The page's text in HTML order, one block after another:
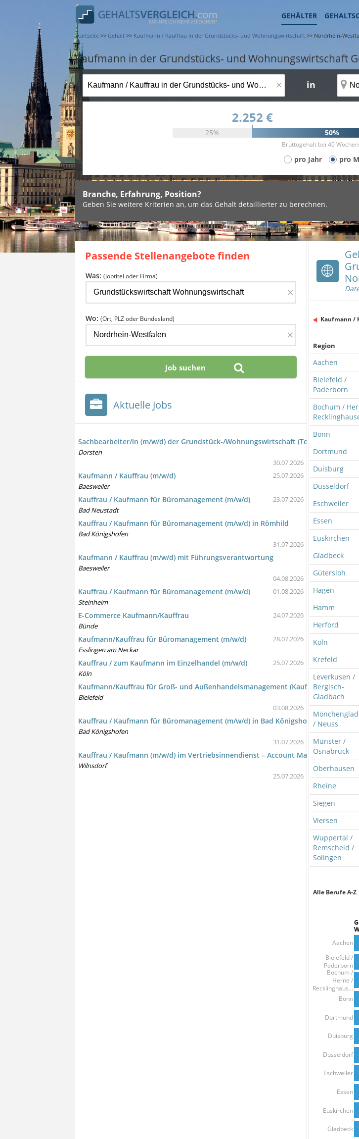
GEHÄLTER
Startseite >> Gehalt >> Kaufmann / Kauffrau in der Grundstücks- und Wohnungswirtschaft >> Nordrhein-
Kaufmann in der Grundstücks- und Wohnungswirtschaft
× in
2.252 €
25% 50%
Bruttogehalt bei 40
pro Jahr pro
Branche, Erfahrung, Position?
Geben Sie weitere Kriterien an, um das Gehalt detaillierter zu berechnen.
Kaufmann /
Region
Aachen
Bielefeld /
Paderborn
Bochum /
Bonn
Dortmund
Duisburg
Düsseldorf
Eschweiler
Essen
Euskirchen
Gladbeck
Gütersloh
Hagen
Hamm
Herford
Köln
Krefeld
Leverkusen /
Bergisch-
Gladbach
/ Neuss
Münster /
Osnabrück
Oberhausen
Rheine
Siegen
Viersen
Wuppertal /
Remscheid /
Solingen
Alle Berufe A-Z
Aachen
Bielefeld /
Paderborn
Bochum /
Herne /
Recklinghaus…
Bonn
Dortmund
Duisburg
Düsseldorf
Eschweiler
Essen
Euskirchen
Gladbeck
Passende Stellenangebote finden
Was: (Jobtitel oder Firma)
×
Wo: (Ort, PLZ oder Bundesland)
×
Aktuelle Jobs
Sachbearbeiter/in (m/w/d) der Grundstück-/Wohnungswirtschaft (Teilzeit)
Dorsten
30.07.2026
Kaufmann / Kauffrau (m/w/d)
Baesweiler
25.07.2026
Kauffrau / Kaufmann für Büromanagement (m/w/d)
Bad Neustadt
23.07.2026
Kauffrau / Kaufmann für Büromanagement (m/w/d) in Römhild
Bad Königshofen
31.07.2026
Kaufmann / Kauffrau (m/w/d) mit Führungsverantwortung
Baesweiler
04.08.2026
Kauffrau / Kaufmann für Büromanagement (m/w/d)
Steinheim
01.08.2026
E-Commerce Kaufmann/Kauffrau
Bünde
24.07.2026
Kaufmann/Kauffrau für Büromanagement (m/w/d)
Esslingen am Neckar
28.07.2026
Kauffrau / zum Kaufmann im Einzelhandel (m/w/d)
Köln
25.07.2026
Kaufmann/Kauffrau für Groß- und Außenhandelsmanagement (Kaufmann/-frau -
Bielefeld
03.08.2026
Kauffrau / Kaufmann für Büromanagement (m/w/d) in Bad Königshofen
Bad Königshofen
31.07.2026
Kauffrau / Kaufmann (m/w/d) im Vertriebsinnendienst – Account Management
Wilnsdorf
25.07.2026